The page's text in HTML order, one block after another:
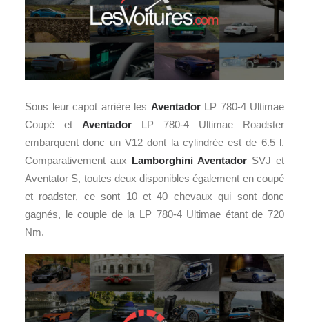
Sous leur capot arrière les AventadorLP 780-4 Ultimae
Coupé et Aventador LP 780-4 Ultimae Roadster
embarquent donc un V12 dont la cylindrée est de 6.5 l.
Comparativement aux Lamborghini Aventador SVJ et
Aventator S, toutes deux disponibles également en coupé
et roadster, ce sont 10 et 40 chevaux qui sont donc
gagnés, le couple de la LP 780-4 Ultimae étant de 720
Nm.